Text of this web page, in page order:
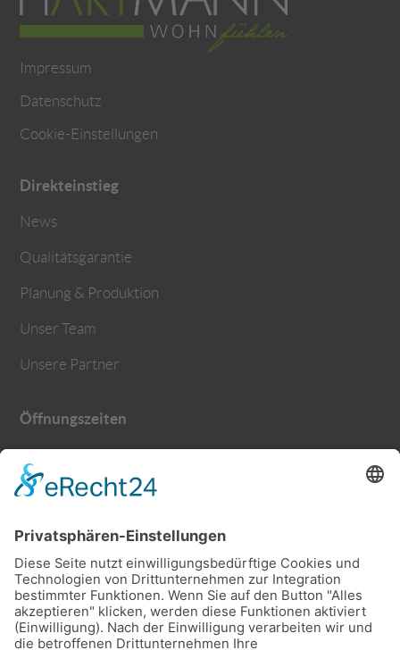
Impressum
Datenschutz
Cookie-Einstellungen
Direkteinstieg
News
Qualitätsgarantie
Planung & Produktion
Unser Team
Unsere Partner
Öffnungszeiten
Montag – Donnerstag
9.30 – 12.00 Uhr
13.00 – 17.00 Uhr
9.30 – 13.00 Uhr
Samstags und abends nach Vereinbarung
Kontakt